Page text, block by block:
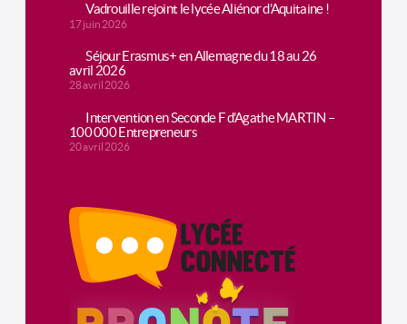
Vadrouille rejoint le lycée Aliénor d’Aquitaine !
17 juin 2026
Séjour Erasmus+ en Allemagne du 18 au 26
avril 2026
28 avril 2026
Intervention en Seconde F d’Agathe MARTIN –
100 000 Entrepreneurs
20 avril 2026